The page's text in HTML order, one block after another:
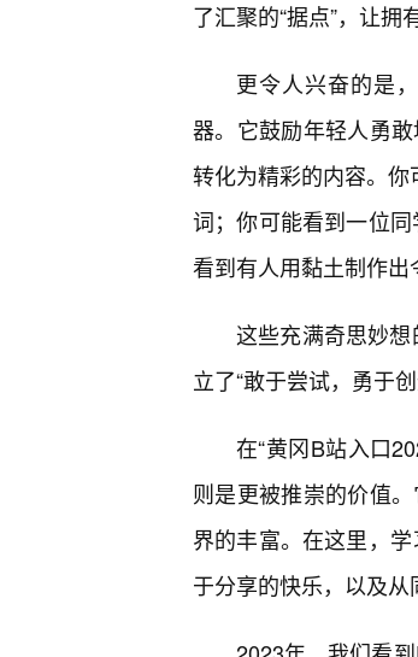
了汇聚的“据点”，让拥
更令人兴奋的是
器。它鼓励年轻人勇敢
转化为精彩的内容。
词；你可能看到一位
看到有人用黏土制作出
这些充满奇思妙
立了“敢于尝试，勇于创
在“黄冈B站入口
则是更被推崇的价值
界的丰富。在这里，
于分享的快乐，以及从